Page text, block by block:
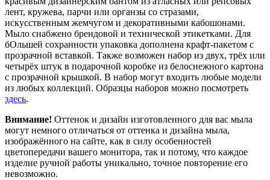
лент, кружева, парчи или органзы со стразами,
искусственным жемчугом и декоративными кабошонами.
Мыло снабжено брендовой и технической этикетками. Для
бОльшей сохранности упаковка дополнена крафт-пакетом с
прозрачной вставкой. Также возможен набор из двух, трёх или
четырёх штук в подарочной коробке из белоснежного картона
с прозрачной крышкой. В набор могут входить любые модели
из любых коллекций. Образцы наборов можно посмотреть
здесь.
Внимание! Оттенок и дизайн изготовленного для вас мыла
могут немного отличаться от оттенка и дизайна мыла,
изображённого на сайте, как в силу особенностей
цветопередачи вашего монитора, так и потому, что каждое
изделие ручной работы уникально, точное повторение его
невозможно.